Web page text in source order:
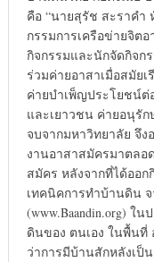
คือ “นายสุรัช สะราค
กรรมการเครือข่ายจิต
กิจกรรมและนักจัดกิจก
ร่วมค่ายอาสาเมื่อสมัย
ค่ายบำเพ็ญประโยชน์
และเยาวชน ค่ายอนุรั
จบจากมหาวิทยาลัย จึง
งานอาสาสมัครมาตลอ
สมัคร หลังจากที่ได้ออก
เทคนิคการทำบ้านดิน
(www.Baandin.org) ใ
ดินของ ตนเอง ในพื้นที่
ว่าการมีบ้านสักหลังเป็